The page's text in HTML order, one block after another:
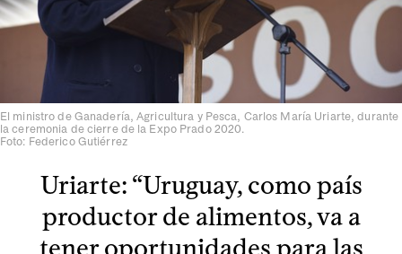
El ministro de Ganadería, Agricultura y Pesca, Carlos María Uriarte, durante
la ceremonia de cierre de la Expo Prado 2020.
Foto: Federico Gutiérrez
Uriarte: “Uruguay, como país
productor de alimentos, va a
tener oportunidades para las